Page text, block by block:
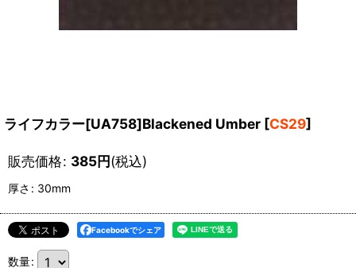
ライフカラー[UA758]Blackened Umber [CS29]
販売価格: 385円(税込)
厚さ : 30mm
Facebookでシェア
数量: